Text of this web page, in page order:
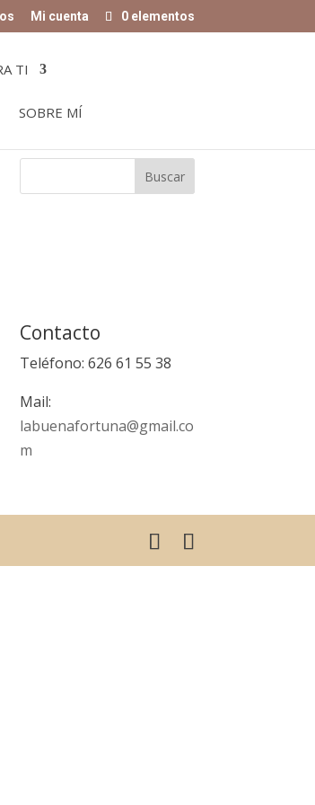
Mi cuenta 0 elementos
TI
SOBRE MÍ
Contacto
Teléfono: 626 61 55 38
Mail:
labuenafortuna@gmail.co
m